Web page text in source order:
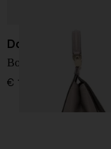
Dolce & Gabbana
Borsa in pelle media
€ 1.450,00